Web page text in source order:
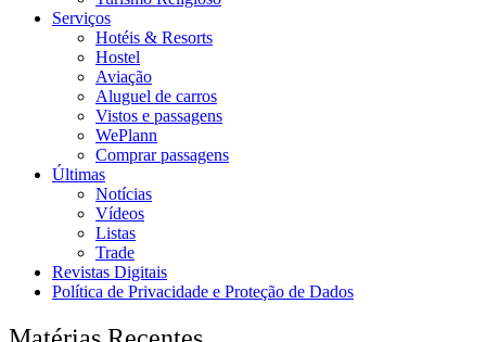
Serviços
Hotéis & Resorts
Hostel
Aviação
Aluguel de carros
Vistos e passagens
WePlann
Comprar passagens
Últimas
Notícias
Vídeos
Listas
Trade
Revistas Digitais
Política de Privacidade e Proteção de Dados